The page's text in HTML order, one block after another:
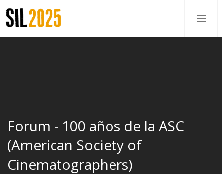
Forum - 100 años de la ASC
(American Society of
Cinematographers)